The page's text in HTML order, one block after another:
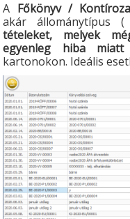
A Főkönyv /
akár állománytípus (
tételeket, melyek
egyenleg hiba miatt
kartonokon. Ideális